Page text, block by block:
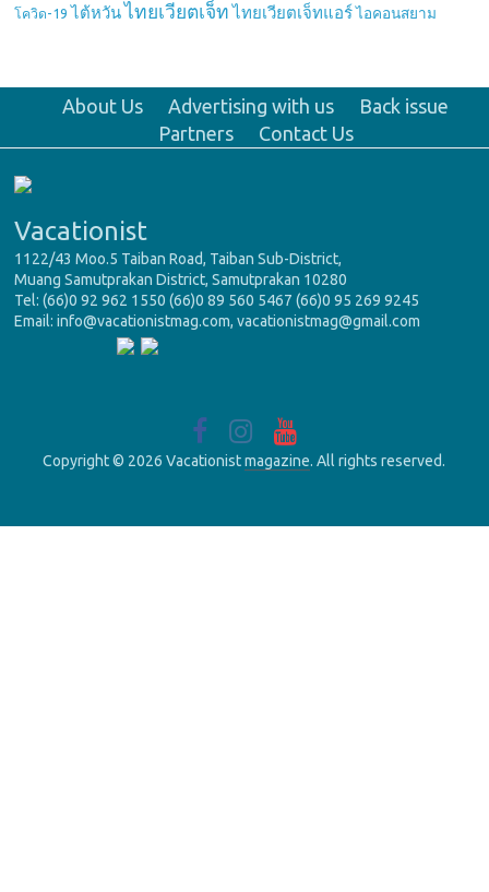
โควิด-19 ไต้หวัน ไทยเวียตเจ็ท ไทยเวียตเจ็ทแอร์ ไอคอนสยาม
About Us Advertising with us
Back issue
Partners
Contact Us
Vacationist
1122/43 Moo.5 Taiban Road, Taiban Sub-District,
Muang Samutprakan District, Samutprakan 10280
Tel: (66)0 92 962 1550 (66)0 89 560 5467 (66)0 95 269 9245
Email: info@vacationistmag.com, vacationistmag@gmail.com
Copyright © 2026 Vacationistmagazine. All rights reserved.